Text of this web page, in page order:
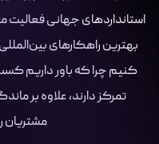
استانداردهای جهانی
بهترین راهکارهای
کنیم چرا که باور داریم
تمرکز دارند، علاوه بر
مشتریان